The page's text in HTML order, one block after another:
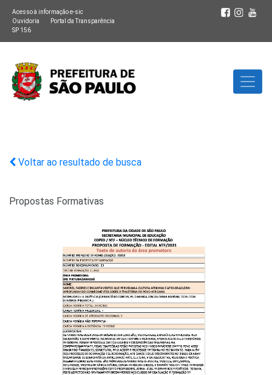
Acesso à informação e-sic
Ouvidoria
Portal da Transparência
SP 156
Voltar ao resultado de busca
Propostas Formativas